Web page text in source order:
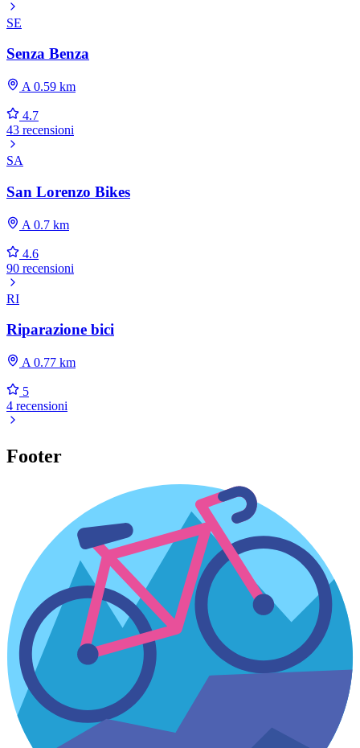
SE
Senza Benza
A 0.59 km
4.7
43 recensioni
SA
San Lorenzo Bikes
A 0.7 km
4.6
90 recensioni
RI
Riparazione bici
A 0.77 km
5
4 recensioni
Footer